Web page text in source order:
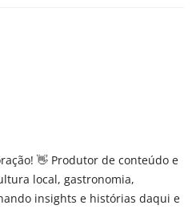
👋 Produtor de conteúdo e
local, gastronomia,
insights e histórias daqui e